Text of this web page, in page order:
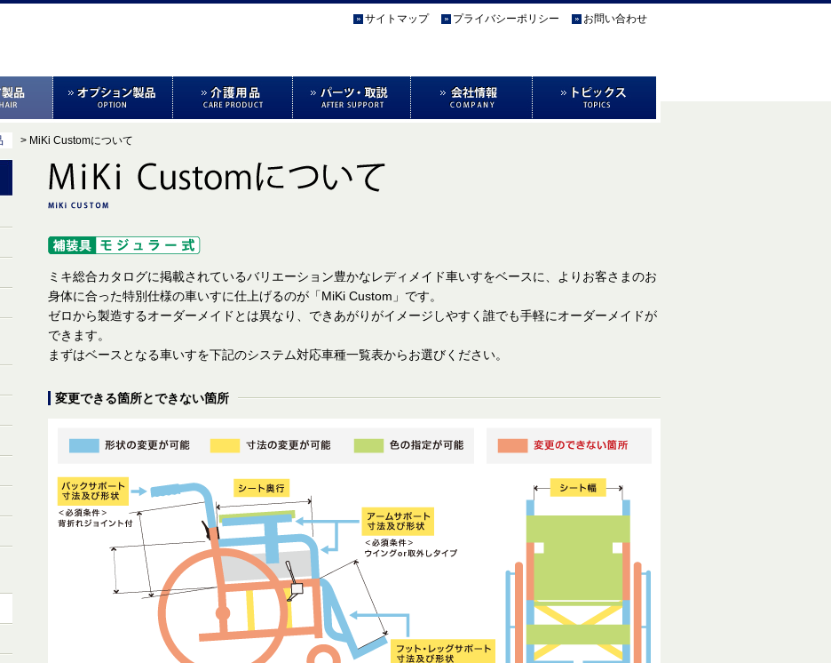
サイトマップ プライバシーポリシー お問い合わせ
> MiKi Customについて
ミキ総合カタログに掲載されているバリエーション豊かなレディメイド車いすをベースに、よりお客さまのお
身体に合った特別仕様の車いすに仕上げるのが「MiKi Custom」です。
ゼロから製造するオーダーメイドとは異なり、できあがりがイメージしやすく誰でも手軽にオーダーメイドが
できます。
まずはベースとなる車いすを下記のシステム対応車種一覧表からお選びください。
変更できる箇所とできない箇所